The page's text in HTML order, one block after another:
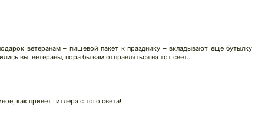
ветеранам – пищевой пакет к празднику – вкладывают еще бутылку
вы, ветераны, пора бы вам отправляться на тот свет…
как привет Гитлера с того света!